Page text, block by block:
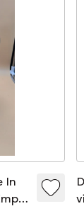
In